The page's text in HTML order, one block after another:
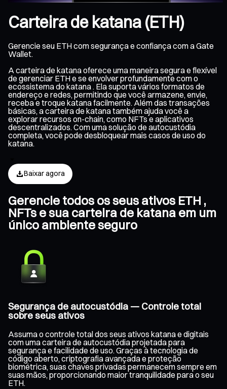
Carteira de katana (ETH)
Gerencie seu ETH com segurança e confiança com a Gate
Wallet.
A carteira de katana oferece uma maneira segura e flexível
de gerenciar ETH e se envolver profundamente com o
ecossistema do katana . Ela suporta vários formatos de
endereço e redes, permitindo que você armazene, envie,
receba e troque katana facilmente. Além das transações
básicas, a carteira de katana também ajuda você a
explorar recursos on-chain, como NFTs e aplicativos
descentralizados. Com uma solução de autocustódia
completa, você pode desbloquear mais casos de uso do
katana.
Baixar agora
Gerencie todos os seus ativos ETH ,
NFTs e sua carteira de katana em um
único ambiente seguro
Segurança de autocustódia — Controle total
sobre seus ativos
Assuma o controle total dos seus ativos katana e digitais
com uma carteira de autocustódia projetada para
segurança e facilidade de uso. Graças à tecnologia de
código aberto, criptografia avançada e proteção
biométrica, suas chaves privadas permanecem sempre em
suas mãos, proporcionando maior tranquilidade para o seu
ETH.